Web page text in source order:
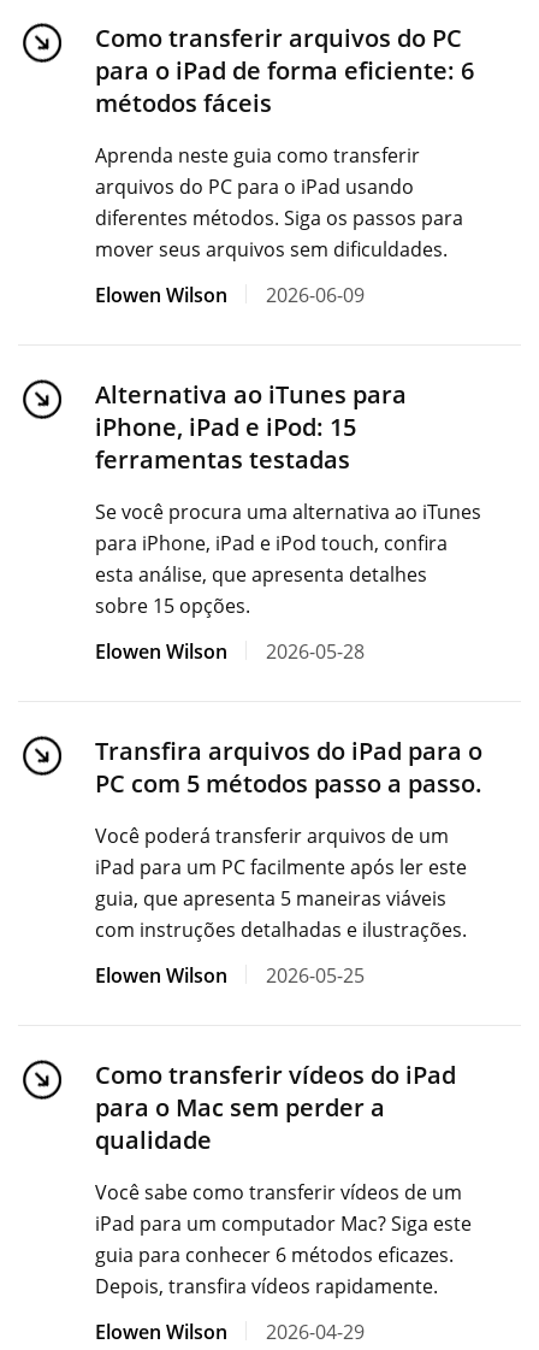
Como transferir arquivos do PC
para o iPad de forma eficiente: 6
métodos fáceis
Aprenda neste guia como transferir
arquivos do PC para o iPad usando
diferentes métodos. Siga os passos para
mover seus arquivos sem dificuldades.
Elowen Wilson
2026-06-09
Alternativa ao iTunes para
iPhone, iPad e iPod: 15
ferramentas testadas
Se você procura uma alternativa ao iTunes
para iPhone, iPad e iPod touch, confira
esta análise, que apresenta detalhes
sobre 15 opções.
Elowen Wilson
2026-05-28
Transfira arquivos do iPad para o
PC com 5 métodos passo a passo.
Você poderá transferir arquivos de um
iPad para um PC facilmente após ler este
guia, que apresenta 5 maneiras viáveis ​​
com instruções detalhadas e ilustrações.
Elowen Wilson
2026-05-25
Como transferir vídeos do iPad
para o Mac sem perder a
qualidade
Você sabe como transferir vídeos de um
iPad para um computador Mac? Siga este
guia para conhecer 6 métodos eficazes.
Depois, transfira vídeos rapidamente.
Elowen Wilson
2026-04-29